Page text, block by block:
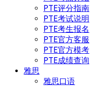
PTE评分指南
PTE考试说明
PTE考生报名
PTE官方客服
PTE官方模考
PTE成绩查询
雅思
雅思口语